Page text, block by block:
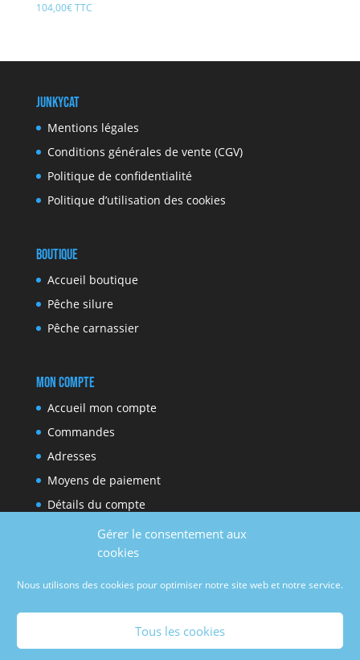
Gérer le consentement aux
cookies
Nous utilisons des cookies pour optimiser notre site web et notre service.
Tous les cookies
104,00€TTC
JunkyCat
Mentions légales
Conditions générales de vente (CGV)
Politique de confidentialité
Politique d’utilisation des cookies
Boutique
Accueil boutique
Pêche silure
Pêche carnassier
Mon compte
Accueil mon compte
Commandes
Adresses
Moyens de paiement
Détails du compte
Réseaux sociaux
Facebook Youtube